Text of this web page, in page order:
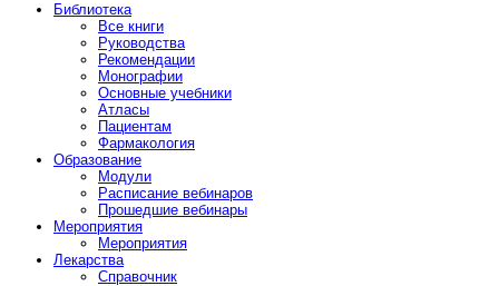
Библиотека
Все книги
Руководства
Рекомендации
Монографии
Основные учебники
Атласы
Пациентам
Фармакология
Образование
Модули
Расписание вебинаров
Прошедшие вебинары
Мероприятия
Мероприятия
Лекарства
Справочник